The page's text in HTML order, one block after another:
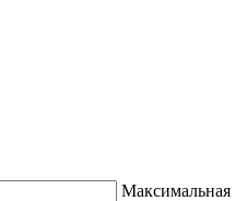
Максимальная